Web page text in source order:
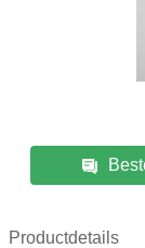
Productdetails